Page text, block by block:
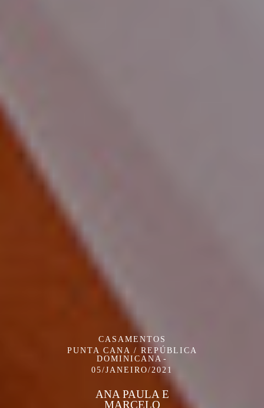
CASAMENTOS
PUNTA CANA / REPÚBLICA
DOMINICANA
05/JANEIRO/2021
ANA PAULA E
MARCELO